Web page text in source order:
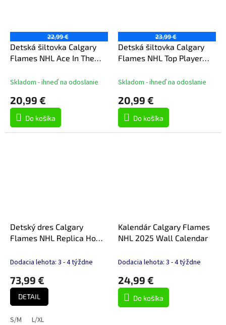
22,99 €
Detská šiltovka Calgary
Flames NHL Ace In The
Skladom - ihneď na odoslanie
20,99 €
Do košíka
23,99 €
Detská šiltovka Calgary
Flames NHL Top Player
Skladom - ihneď na odoslanie
20,99 €
Do košíka
Detský dres Calgary
Flames NHL Replica Home
Dodacia lehota: 3 - 4 týždne
73,99 €
DETAIL
S/M L/XL
Kalendár Calgary Flames
NHL 2025 Wall Calendar
Dodacia lehota: 3 - 4 týždne
24,99 €
Do košíka